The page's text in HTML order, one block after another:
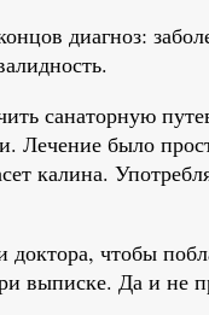
диагноз:
санаторную
Лечение было
калина.
чтобы
выписке. Да и не